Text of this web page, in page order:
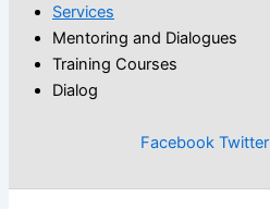
Services
Mentoring and Dialogues
Training Courses
Dialog
Facebook Twitter